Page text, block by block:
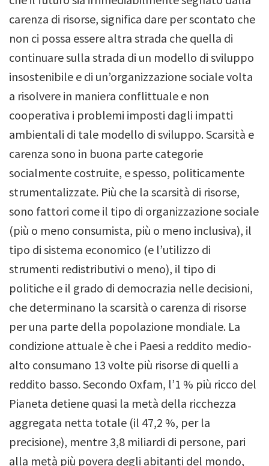
carenza di risorse, significa dare per scontato che
non ci possa essere altra strada che quella di
continuare sulla strada di un modello di sviluppo
insostenibile e di un’organizzazione sociale volta
a risolvere in maniera conflittuale e non
cooperativa i problemi imposti dagli impatti
ambientali di tale modello di sviluppo. Scarsità e
carenza sono in buona parte categorie
socialmente costruite, e spesso, politicamente
strumentalizzate. Più che la scarsità di risorse,
sono fattori come il tipo di organizzazione sociale
(più o meno consumista, più o meno inclusiva), il
tipo di sistema economico (e l’utilizzo di
strumenti redistributivi o meno), il tipo di
politiche e il grado di democrazia nelle decisioni,
che determinano la scarsità o carenza di risorse
per una parte della popolazione mondiale. La
condizione attuale è che i Paesi a reddito medio-
alto consumano 13 volte più risorse di quelli a
reddito basso.Secondo Oxfam, l’1 % più ricco del
Pianeta detiene quasi la metà della ricchezza
aggregata netta totale (il 47,2 %, per la
precisione), mentre 3,8 miliardi di persone, pari
alla metà più povera degli abitanti del mondo,